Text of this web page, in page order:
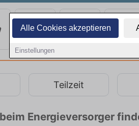
Alle Cookies akzeptieren
Einstellungen
Teilzeit
Energieversorger